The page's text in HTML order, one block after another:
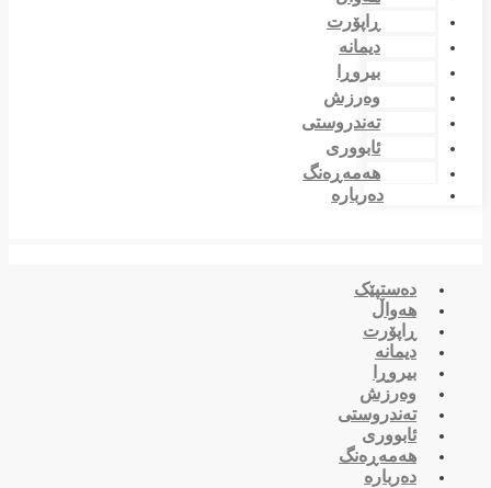
ڕاپۆرت
دیمانە
بیروڕا
وەرزش
تەندروستی
ئابووری
هەمەڕەنگ
دەربارە
دەستپێک
هەواڵ
ڕاپۆرت
دیمانە
بیروڕا
وەرزش
تەندروستی
ئابووری
هەمەڕەنگ
دەربارە